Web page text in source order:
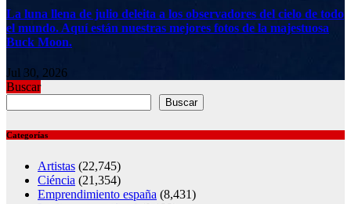
La luna llena de julio deleita a los observadores del cielo de todo
el mundo. Aquí están nuestras mejores fotos de la majestuosa
Buck Moon.
Jul 30, 2026
Buscar
Buscar
Categorías
Artistas (22,745)
Ciéncia (21,354)
Emprendimiento españa (8,431)